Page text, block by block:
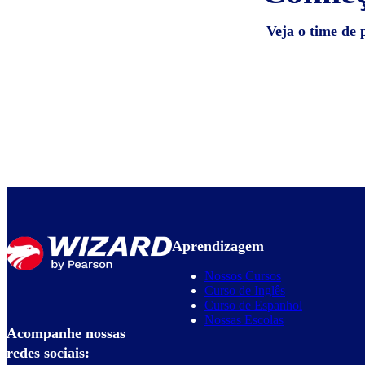
Veja o time de
Acompanhe nossas
redes sociais:
Aprendizagem
Nossos Cursos
Curso de Inglês
Curso de Espanhol
Nossas Escolas